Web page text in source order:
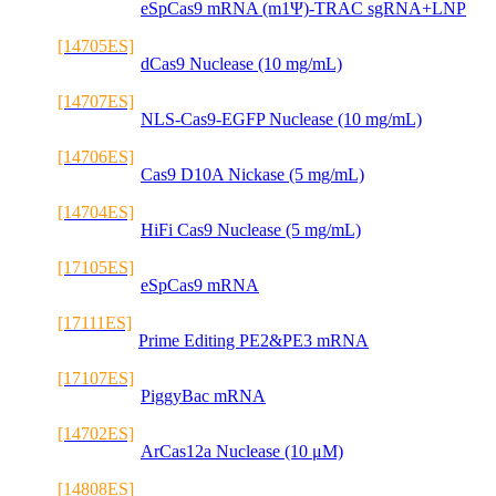
eSpCas9 mRNA (m1Ψ)-TRAC sgRNA+LNP
[14705ES]
dCas9 Nuclease (10 mg/mL)
[14707ES]
NLS-Cas9-EGFP Nuclease (10 mg/mL)
[14706ES]
Cas9 D10A Nickase (5 mg/mL)
[14704ES]
HiFi Cas9 Nuclease (5 mg/mL)
[17105ES]
eSpCas9 mRNA
[17111ES]
Prime Editing PE2&PE3 mRNA
[17107ES]
PiggyBac mRNA
[14702ES]
ArCas12a Nuclease (10 μM)
[14808ES]